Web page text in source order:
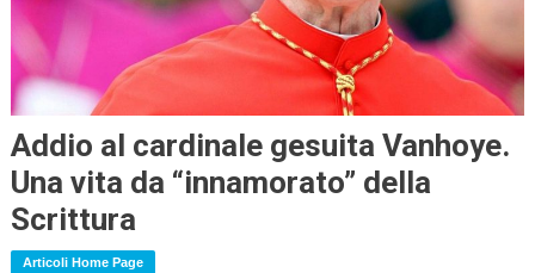
Addio al cardinale gesuita Vanhoye.
Una vita da “innamorato” della
Scrittura
Articoli Home Page